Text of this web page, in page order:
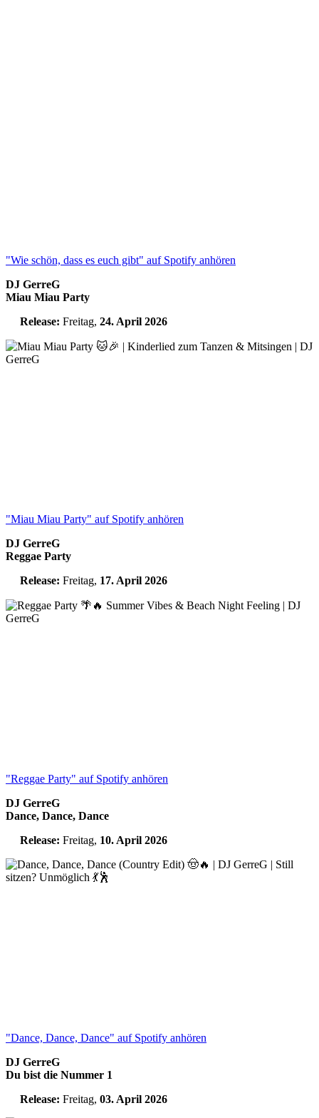
"Wie schön, dass es euch gibt" auf Spotify anhören
DJ GerreG
Miau Miau Party
Release: Freitag, 24. April 2026
"Miau Miau Party" auf Spotify anhören
DJ GerreG
Reggae Party
Release: Freitag, 17. April 2026
"Reggae Party" auf Spotify anhören
DJ GerreG
Dance, Dance, Dance
Release: Freitag, 10. April 2026
"Dance, Dance, Dance" auf Spotify anhören
DJ GerreG
Du bist die Nummer 1
Release: Freitag, 03. April 2026